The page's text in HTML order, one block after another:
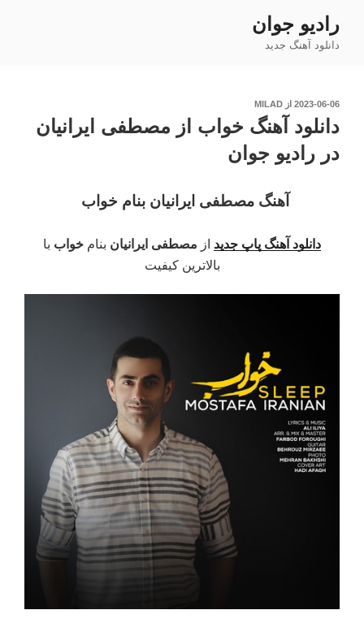
محتوا
رادیو جوان
دانلود آهنگ جدید
نوشته‌شده
2023-06-06 از MILAD
دانلود آهنگ خواب از مصطفی ایرانیان
در رادیو جوان
آهنگ مصطفی ایرانیان بنام خواب
دانلود آهنگ پاپ جدید از مصطفی ایرانیان بنام خواب با
بالاترین کیفیت